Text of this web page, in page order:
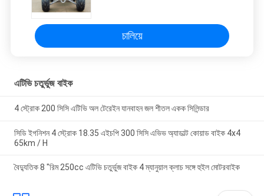
চালিয়ে
এটিভি চতুর্ভুজ বাইক
4 স্ট্রোক 200 সিসি এটিভি অল টেরেইন যানবাহন জল শীতল একক সিলিন্ডার
সিডি ইগনিশন 4 স্ট্রোক 18.35 এইচপি 300 সিসি এভিভ অ্যাডাল্ট কোয়াড বাইক 4x4
65km / H
বৈদ্যুতিক 8 "রিম 250cc এটিভি চতুর্ভুজ বাইক 4 ম্যানুয়াল ক্লাচ সঙ্গে হুইল মোটরবাইক